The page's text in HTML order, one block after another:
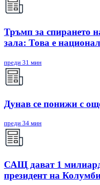
Тръмп за спирането
зала: Това е
преди 31 мин
Дунав се понижи с
преди 34 мин
САЩ дават 1
президент на